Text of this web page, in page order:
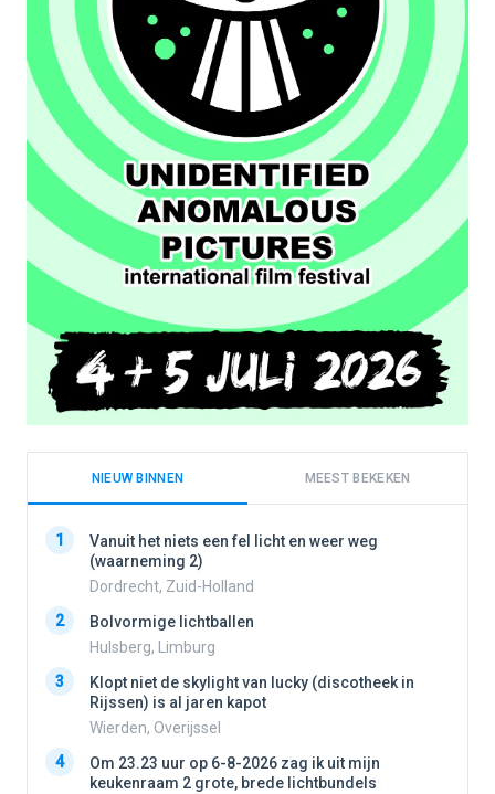
NIEUW BINNEN MEEST BEKEKEN
1
Vanuit het niets een fel licht en weer weg
(waarneming 2)
Dordrecht, Zuid-Holland
2
Bolvormige lichtballen
Hulsberg, Limburg
3
Klopt niet de skylight van lucky (discotheek in
Rijssen) is al jaren kapot
Wierden, Overijssel
4
Om 23.23 uur op 6-8-2026 zag ik uit mijn
keukenraam 2 grote, brede lichtbundels